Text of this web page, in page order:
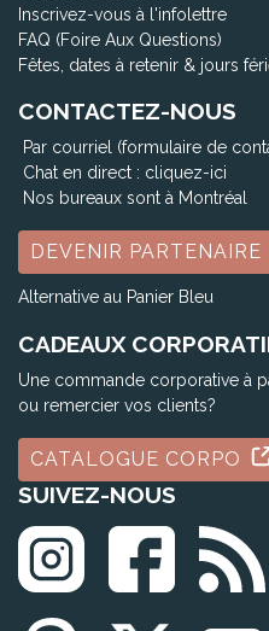
Inscrivez-vous à l'infolettre
FAQ (Foire Aux Questions)
Fêtes, dates à retenir & jours
CONTACTEZ-NOUS
Par courriel (formulaire de
Chat en direct : cliquez-ici
Nos bureaux sont à Montréal
DEVENIR PARTENAIRE
Alternative au Panier Bleu
CADEAUX
Une commande corporative à
ou remercier vos clients?
CATALOGUE CORPO
SUIVEZ-NOUS